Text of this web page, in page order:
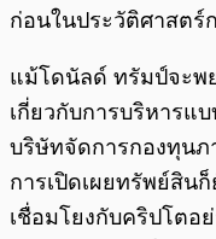
ก่อนในประวัติศาสตร์
แม้โดนัลด์ ทรัมป์จะพ
เกี่ยวกับการบริหารแ
บริษัทจัดการกองทุน
การเปิดเผยทรัพย์สิน
เชื่อมโยงกับคริปโตอย่